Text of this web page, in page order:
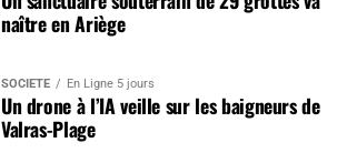
naître en Ariège
SOCIÉTÉ En Ligne 5 jours
Un drone à l’IA veille sur les baigneurs de
Valras-Plage